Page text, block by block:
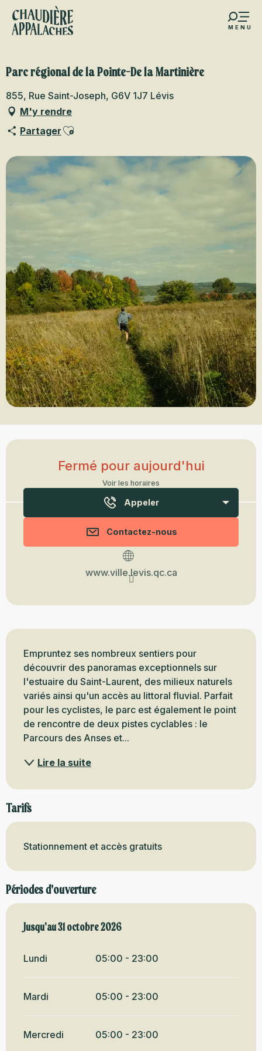
Aller
contenu
MENU
favoris
Parc régional de la Pointe-De la Martinière
855, Rue Saint-Joseph, G6V 1J7 Lévis
M'y rendre
Partager Ajouter aux favoris
Ouverture et coordonnées
Fermé pour aujourd'hui
Voir les horaires
Appeler
Contactez-nous
www.ville.levis.qc.ca
Description
Empruntez ses nombreux sentiers pour
découvrir des panoramas exceptionnels sur
l'estuaire du Saint-Laurent, des milieux naturels
variés ainsi qu'un accès au littoral fluvial. Parfait
pour les cyclistes, le parc est également le point
de rencontre de deux pistes cyclables : le
Parcours des Anses et...
Lire la suite
Tarifs
Stationnement et accès gratuits
Périodes d'ouverture
Du28 avril 2026au31 octobre 2026
Jusqu'au31 octobre 2026
Lundi 05:00 - 23:00
Mardi 05:00 - 23:00
Mercredi 05:00 - 23:00